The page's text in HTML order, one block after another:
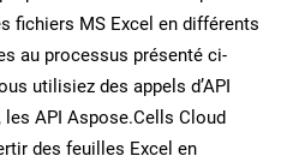
fichiers MS Excel en différents
au processus présenté ci-
utilisiez des appels d’API
les API Aspose.Cells Cloud
des feuilles Excel en